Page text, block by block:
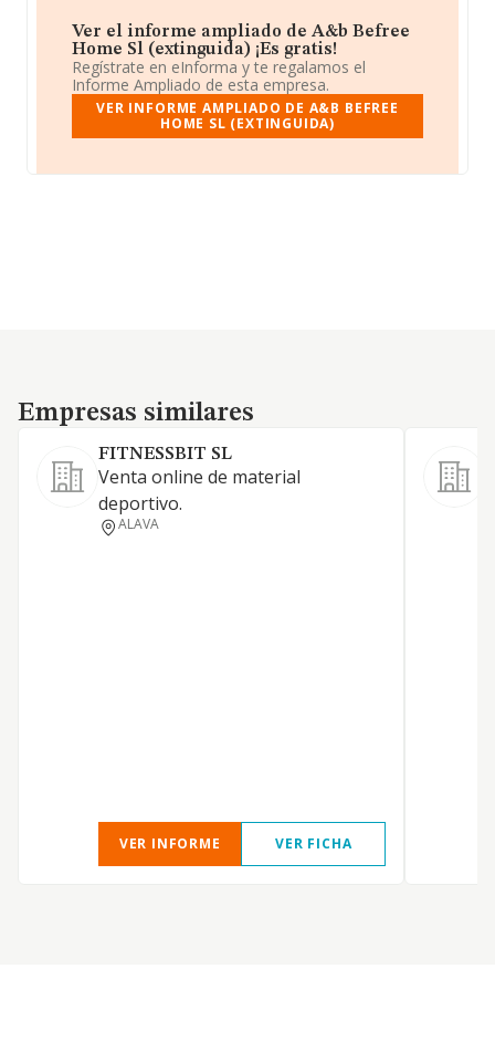
Ver el informe ampliado de A&b Befree
Home Sl (extinguida) ¡Es gratis!
Regístrate en eInforma y te regalamos el
Informe Ampliado de esta empresa.
VER INFORME AMPLIADO DE A&B BEFREE
HOME SL (EXTINGUIDA)
Empresas similares
Empresas similares
FITNESSBIT SL
Venta online de material
deportivo.
ALAVA
VER INFORME VER FICHA